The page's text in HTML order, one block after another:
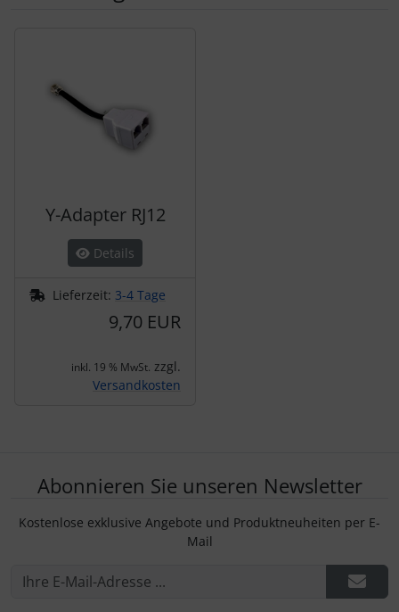
Y-Adapter RJ12
Details
Lieferzeit: 3-4 Tage
9,70 EUR
inkl. 19 % MwSt. zzgl.
Versandkosten
Abonnieren Sie unseren Newsletter
Kostenlose exklusive Angebote und Produktneuheiten per E-
Mail